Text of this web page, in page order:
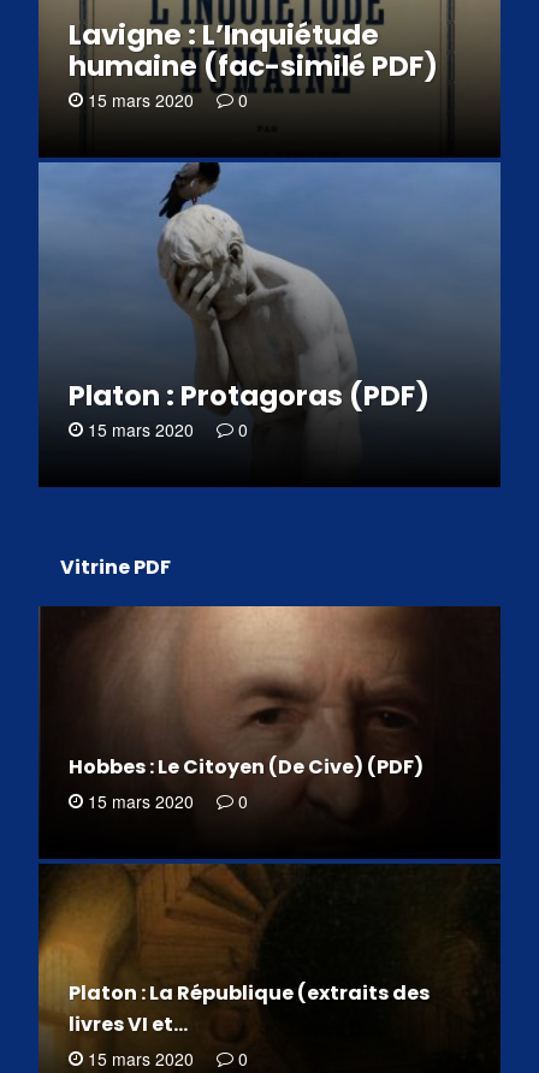
Lavigne : L’Inquiétude
humaine (fac-similé PDF)
15 mars 2020 0
Platon : Protagoras (PDF)
15 mars 2020 0
Vitrine PDF
Hobbes : Le Citoyen (De Cive) (PDF)
15 mars 2020 0
Platon : La République (extraits des
livres VI et…
15 mars 2020 0